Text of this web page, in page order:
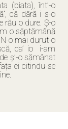
(biata), înt’-o
că dără i s-o
rău o dure. Ș-o
o săptămână
o mai durut-o
da’ io i-am
ș’-o sămânat
ei citindu-se